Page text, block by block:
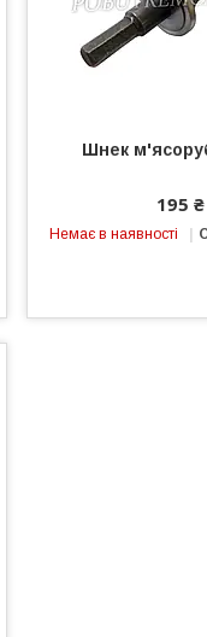
Шнек
195 ₴
Немає в наявності